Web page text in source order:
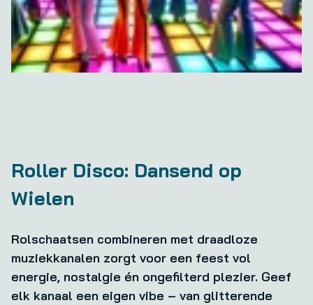
Roller Disco: Dansend op
Wielen
Rolschaatsen combineren met draadloze
muziekkanalen zorgt voor een feest vol
energie, nostalgie én ongefilterd plezier. Geef
elk kanaal een eigen vibe – van glitterende